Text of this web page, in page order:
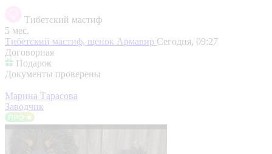
Тибетский мастиф
5 мес.
Тибетский мастиф, щенок Армавир Сегодня, 09:27
Договорная
Подарок
Документы проверены
Марина Тарасова
Заводчик